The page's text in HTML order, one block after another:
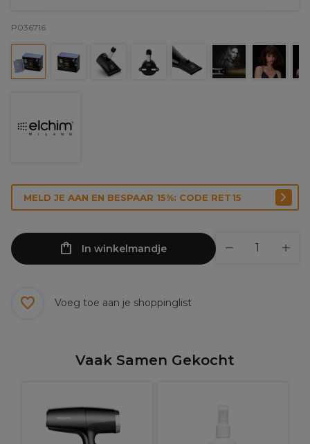
P036716
MELD JE AAN EN BESPAAR 15%: CODE RET15
In winkelmandje
Voeg toe aan je shoppinglist
Vaak Samen Gekocht